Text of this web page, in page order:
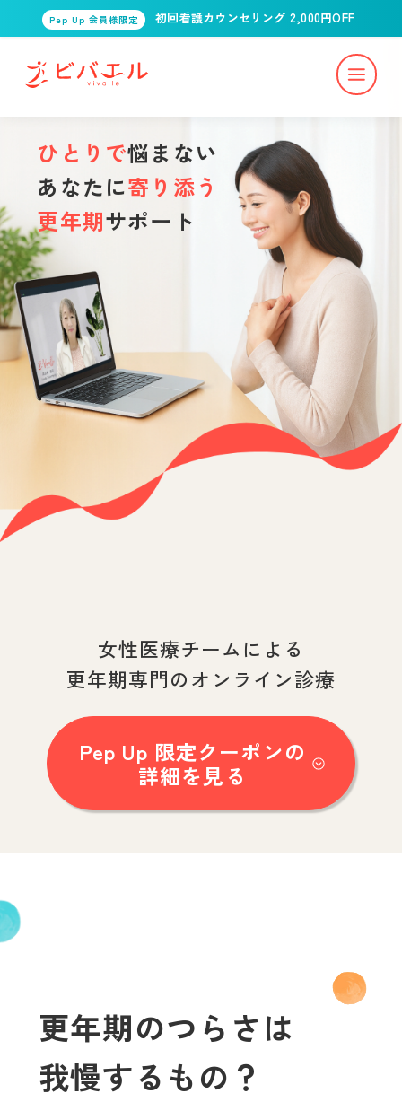
Pep Up 会員様限定 初回看護カウンセリング 2,000円OFF
ひとりで悩まない
あなたに寄り添う
更年期サポート
女性医療チームによる
更年期専門のオンライン診療
Pep Up 限定クーポンの
詳細を見る
更年期のつらさは
我慢するもの？